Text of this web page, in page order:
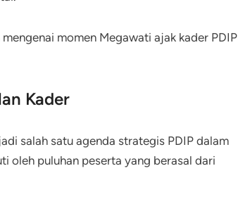
momen Megawati ajak kader PDIP
Kader
salah satu agenda strategis PDIP dalam
oleh puluhan peserta yang berasal dari